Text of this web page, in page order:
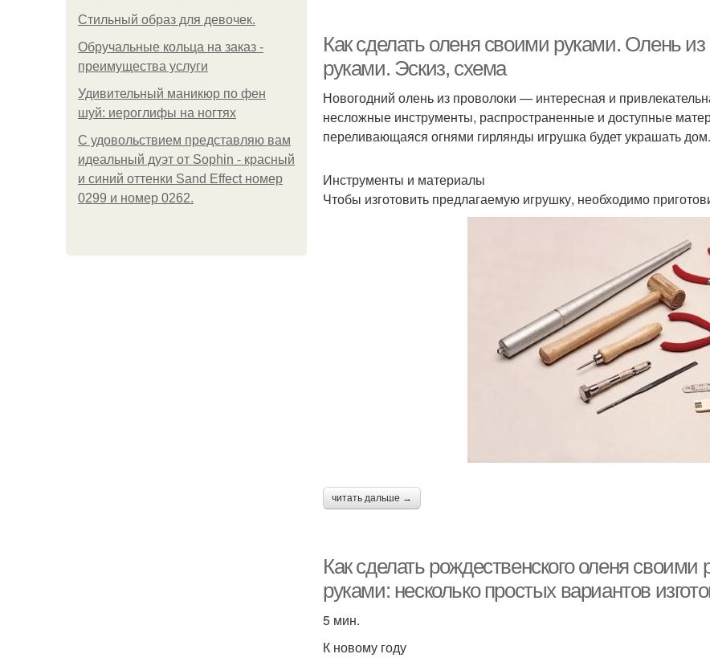
Стильный образ для девочек.
Обручальные кольца на заказ -
преимущества услуги
Удивительный маникюр по фен
шуй: иероглифы на ногтях
С удовольствием представляю вам
идеальный дуэт от Sophin - красный
и синий оттенки Sand Effect номер
0299 и номер 0262.
Новогодние олени Олени из пенопласта
Олень на ёлку
Как сделать оленя своими руками. Олень
руками. Эскиз, схема
Новогодний олень из проволоки — интересная и
несложные инструменты, распространенные и доступные
переливающаяся огнями гирлянды игрушка будет украшать дом.
Инструменты и материалы
Чтобы изготовить предлагаемую игрушку, необходимо
читать дальше →
Как сделать рождественского оленя
руками: несколько простых вариантов
5 мин.
К новому году